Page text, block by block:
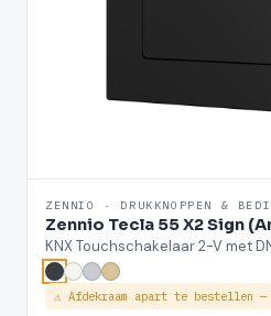
ZENNIO · DRUKKNOPPEN &
Zennio Tecla 55 X2 Sign
KNX Touchschakelaar 2-V met
⚠ Afdekraam apart te bestellen